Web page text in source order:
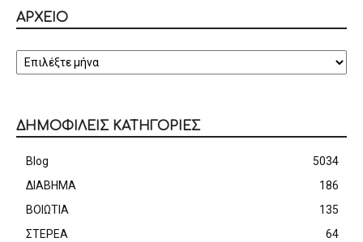
ΑΡΧΕΙΟ
ΑΡΧΕΙΟ
ΔΗΜΟΦΙΛΕΙΣ ΚΑΤΗΓΟΡΙΕΣ
Blog
5034
ΔΙΑΒΗΜΑ
186
ΒΟΙΩΤΙΑ
135
ΣΤΕΡΕΑ
64